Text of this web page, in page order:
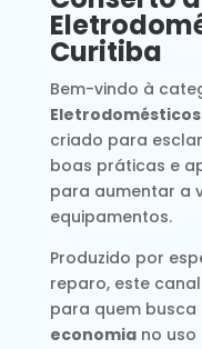
Curitiba
Bem-vindo à
criado para
boas práticas e
para aumentar a
equipamentos.
Produzido por
reparo, este
para quem busca
economiano uso